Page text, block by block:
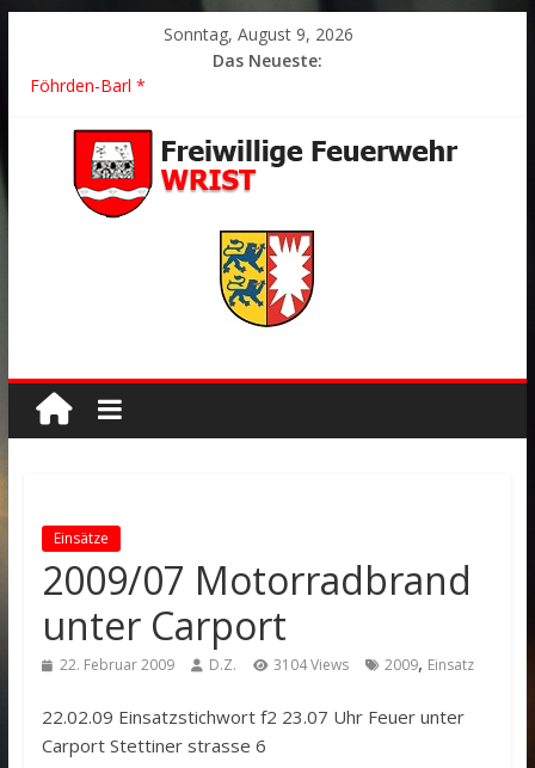
Sonntag, August 9, 2026
Das Neueste:
2026/21 Löschhilfe * FEU WALD * Feuer/Rauchentwicklung *
Föhrden-Barl *
2026/24 * TH G Y * PKW überschlagen *
2026/23 TH K Y * Person in festsitzendem Aufzug *
2026/22 TH Y * VU * 1 Person klemmt * Hingstheide
Der schönste Einsatz des Jahres 2026
Einsätze
2009/07 Motorradbrand
unter Carport
22. Februar 2009 D.Z. 3104 Views 2009, Einsatz
22.02.09 Einsatzstichwort f2 23.07 Uhr Feuer unter
Carport Stettiner strasse 6